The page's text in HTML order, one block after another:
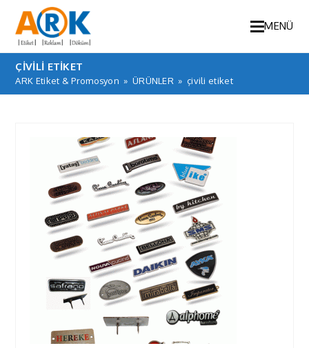
MENÜ
ÇIVILI ETIKET
ARK Etiket & Promosyon » ÜRÜNLER » çivili etiket